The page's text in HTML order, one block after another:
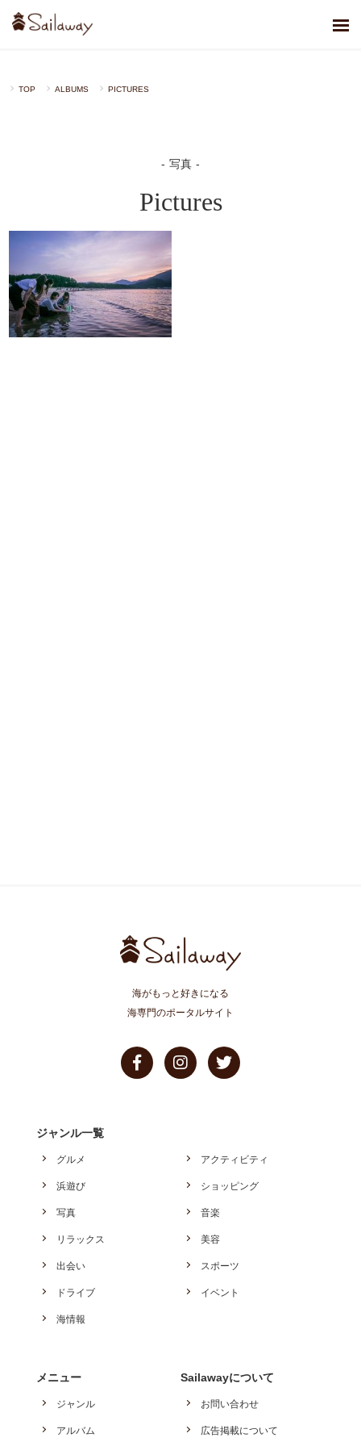
TOP ALBUMS PICTURES
写真
Pictures
海がもっと好きになる
海専門のポータルサイト
ジャンル一覧
グルメ アクティビティ
浜遊び ショッピング
写真 音楽
リラックス 美容
出会い スポーツ
ドライブ イベント
海情報
メニュー
ジャンル
アルバム
Sailawayについて
お問い合わせ
広告掲載について